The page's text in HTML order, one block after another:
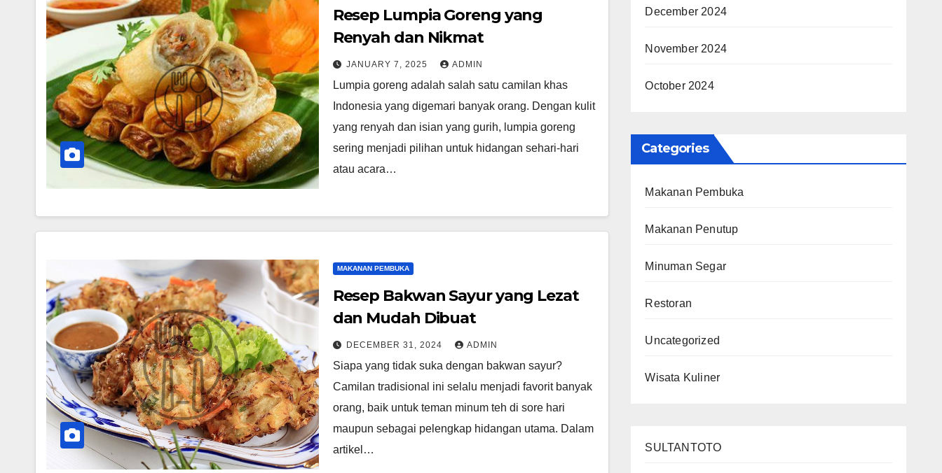
Resep Lumpia Goreng yang
Renyah dan Nikmat
JANUARY 7, 2025 ADMIN
Lumpia goreng adalah salah satu camilan khas
Indonesia yang digemari banyak orang. Dengan kulit
yang renyah dan isian yang gurih, lumpia goreng
sering menjadi pilihan untuk hidangan sehari-hari
atau acara…
MAKANAN PEMBUKA
Resep Bakwan Sayur yang Lezat
dan Mudah Dibuat
DECEMBER 31, 2024 ADMIN
Siapa yang tidak suka dengan bakwan sayur?
Camilan tradisional ini selalu menjadi favorit banyak
orang, baik untuk teman minum teh di sore hari
maupun sebagai pelengkap hidangan utama. Dalam
artikel…
December 2024
November 2024
October 2024
Categories
Makanan Pembuka
Makanan Penutup
Minuman Segar
Restoran
Uncategorized
Wisata Kuliner
SULTANTOTO